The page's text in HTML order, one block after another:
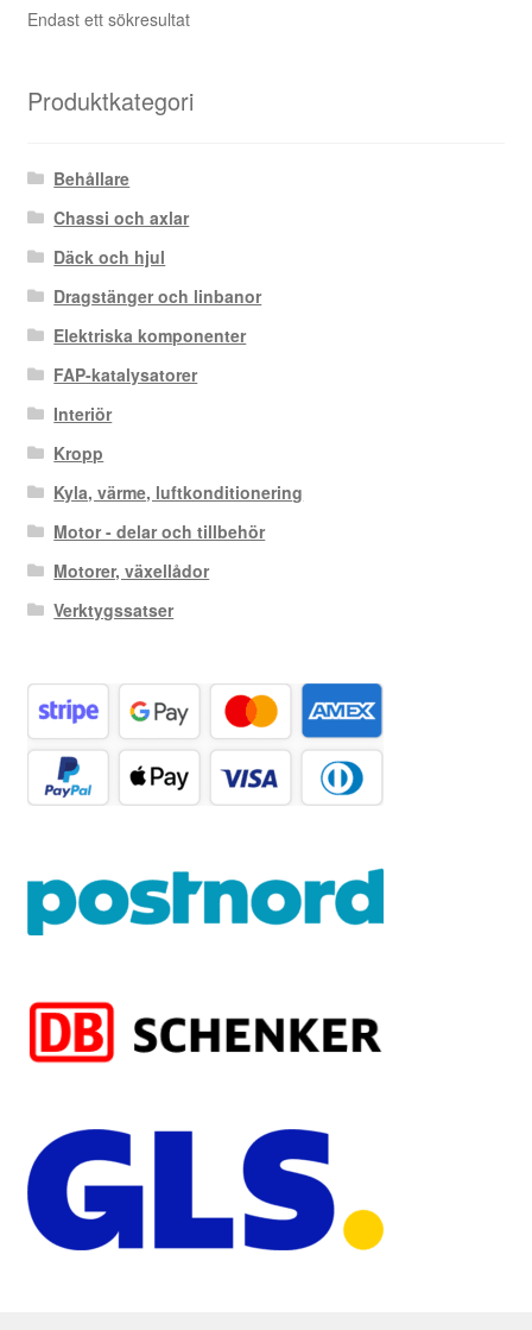
Endast ett sökresultat
Produktkategori
Behållare
Chassi och axlar
Däck och hjul
Dragstänger och linbanor
Elektriska komponenter
FAP-katalysatorer
Interiör
Kropp
Kyla, värme, luftkonditionering
Motor - delar och tillbehör
Motorer, växellådor
Verktygssatser